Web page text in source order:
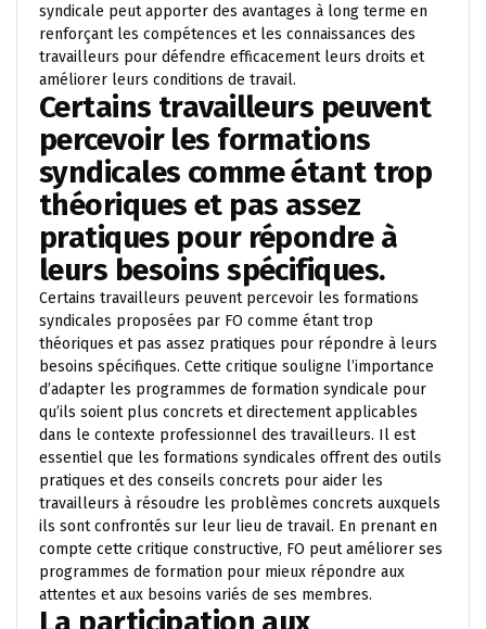
syndicale peut apporter des avantages à long terme en
renforçant les compétences et les connaissances des
travailleurs pour défendre efficacement leurs droits et
améliorer leurs conditions de travail.
Certains travailleurs peuvent
percevoir les formations
syndicales comme étant trop
théoriques et pas assez
pratiques pour répondre à
leurs besoins spécifiques.
Certains travailleurs peuvent percevoir les formations
syndicales proposées par FO comme étant trop
théoriques et pas assez pratiques pour répondre à leurs
besoins spécifiques. Cette critique souligne l’importance
d’adapter les programmes de formation syndicale pour
qu’ils soient plus concrets et directement applicables
dans le contexte professionnel des travailleurs. Il est
essentiel que les formations syndicales offrent des outils
pratiques et des conseils concrets pour aider les
travailleurs à résoudre les problèmes concrets auxquels
ils sont confrontés sur leur lieu de travail. En prenant en
compte cette critique constructive, FO peut améliorer ses
programmes de formation pour mieux répondre aux
attentes et aux besoins variés de ses membres.
La participation aux